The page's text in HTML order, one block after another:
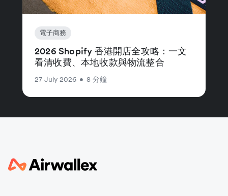
電子商務
2026 Shopify 香港開店全攻略：一文
看清收費、本地收款與物流整合
27 July 2026 • 8 分鐘